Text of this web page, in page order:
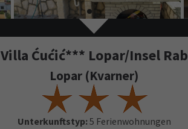
Villa Ćućić*** Lopar/Insel Rab
Lopar (Kvarner)
Unterkunftstyp:5 Ferienwohnungen